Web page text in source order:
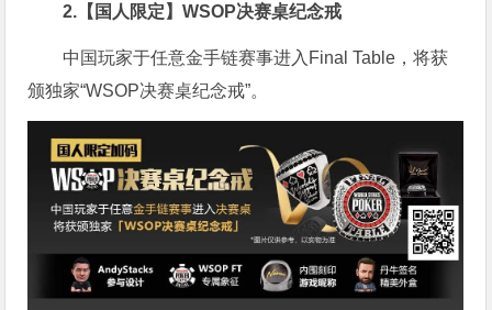
2.【国人限定】WSOP决赛桌纪念戒
中国玩家于任意金手链赛事进入Final Table，将获
颁独家“WSOP决赛桌纪念戒”。